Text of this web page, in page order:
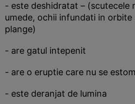
- este deshidratat – (scutecele
umede, ochii infundati in orbite
plange)
- are gatul intepenit
- are o eruptie care nu se
- este deranjat de lumina